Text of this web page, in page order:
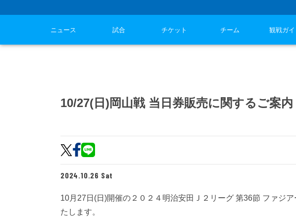
ニュース 試合 チケット チーム 観戦ガイ
10/27(日)岡山戦 当日券販売に関するご案内
2024.10.26 Sat
10月27日(日)開催の２０２４明治安田Ｊ２リーグ 第36節 ファジ
たします。